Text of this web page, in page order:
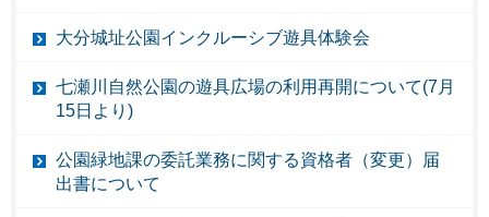
大分城址公園インクルーシブ遊具体験会
七瀬川自然公園の遊具広場の利用再開について(7月
15日より)
公園緑地課の委託業務に関する資格者（変更）届
出書について